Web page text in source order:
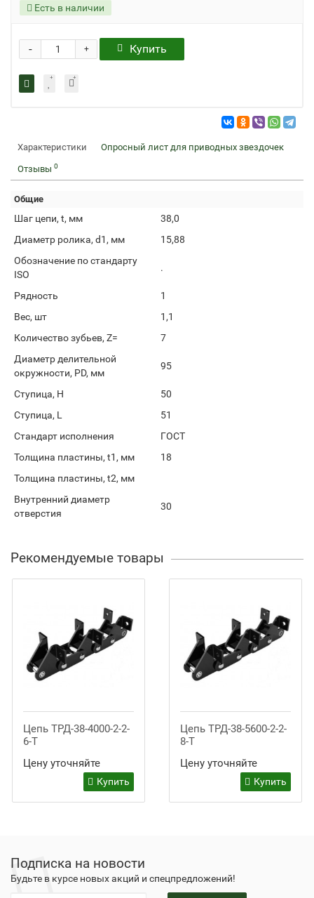
Есть в наличии
+
- Купить
Характеристики Опросный лист для приводных звездочек
Отзывы 0
Общие
Шаг цепи, t, мм
38,0
Диаметр ролика, d1, мм
15,88
Обозначение по стандарту
ISO
.
Рядность
1
Вес, шт
1,1
Количество зубьев, Z=
7
Диаметр делительной
окружности, PD, мм
95
Ступица, H
50
Ступица, L
51
Стандарт исполнения
ГОСТ
Толщина пластины, t1, мм
18
Толщина пластины, t2, мм
Внутренний диаметр
отверстия
30
Рекомендуемые товары
Цепь ТРД-38-4000-2-2-
6-Т
Цену уточняйте
Купить
Цепь ТРД-38-5600-2-2-
8-Т
Цену уточняйте
Купить
Подписка на новости
Будьте в курсе новых акций и спецпредложений!